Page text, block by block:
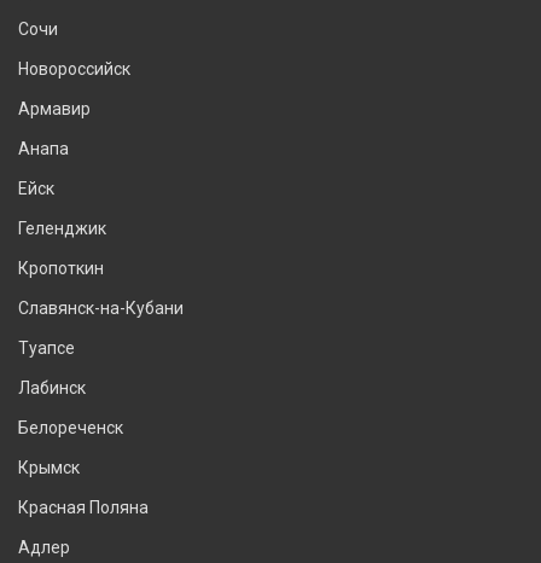
Сочи
Новороссийск
Армавир
Анапа
Ейск
Геленджик
Кропоткин
Славянск-на-Кубани
Туапсе
Лабинск
Белореченск
Крымск
Красная Поляна
Адлер